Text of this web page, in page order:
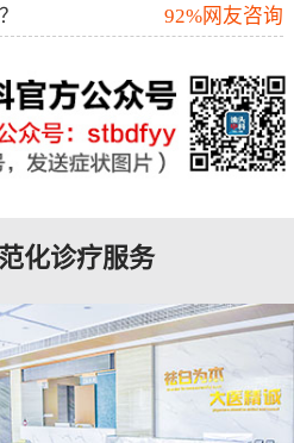
92%网友咨询
化诊疗服务